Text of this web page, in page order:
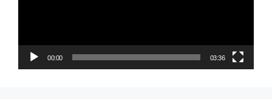
00:00 03:36